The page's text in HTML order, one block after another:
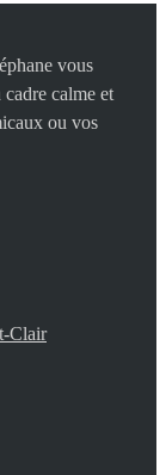
vous
cadre calme et
ou vos
Clair